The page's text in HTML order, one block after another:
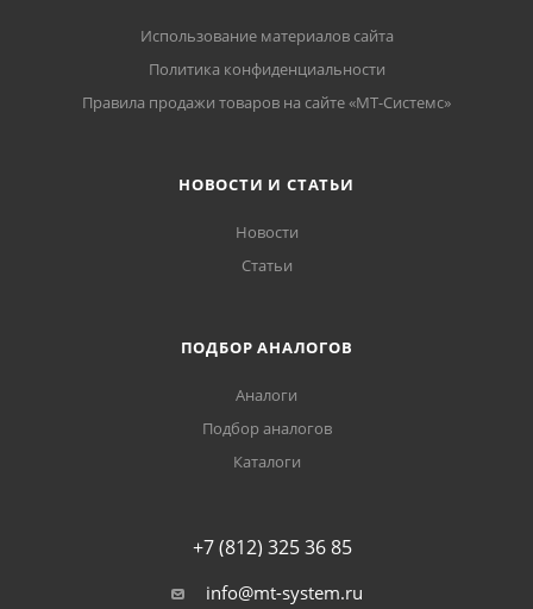
Использование материалов сайта
Политика конфиденциальности
Правила продажи товаров на сайте «МТ-Системс»
НОВОСТИ И СТАТЬИ
Новости
Статьи
ПОДБОР АНАЛОГОВ
Аналоги
Подбор аналогов
Каталоги
+7 (812) 325 36 85
info@mt-system.ru